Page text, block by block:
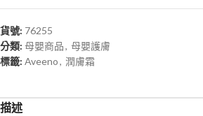
貨號: 76255
分類: 母嬰商品, 母嬰護膚
標籤: Aveeno, 潤膚霜
描述